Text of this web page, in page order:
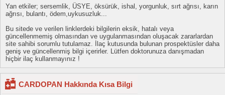
Yan etkiler; sersemlik, ÜSYE, öksürük, ishal, yorgunluk, sırt ağrısı, karın
ağrısı, bulantı, ödem,uykusuzluk...
Bu sitede ve verilen linklerdeki bilgilerin eksik, hatalı veya
güncellenmemiş olmasından ve uygulanmasından oluşacak zararlardan
site sahibi sorumlu tutulamaz. İlaç kutusunda bulunan prospektüsler daha
geniş ve güncellenmiş bilgi içerirler. Lütfen doktorunuza danışmadan
hiçbir ilaç kullanmayınız !
CARDOPAN Hakkında Kısa Bilgi